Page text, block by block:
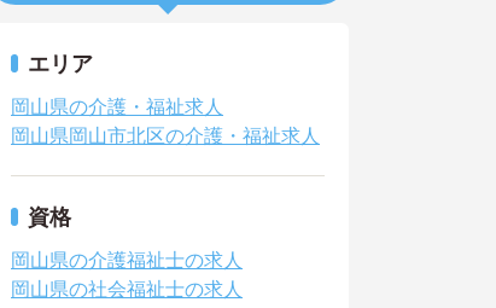
エリア
岡山県の介護・福祉求人
岡山県岡山市北区の介護・福祉求人
資格
岡山県の介護福祉士の求人
岡山県の社会福祉士の求人